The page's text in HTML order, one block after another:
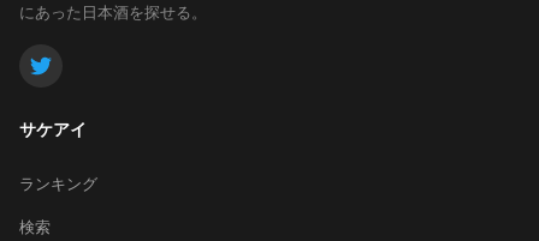
にあった日本酒を探せる。
サケアイ
ランキング
検索